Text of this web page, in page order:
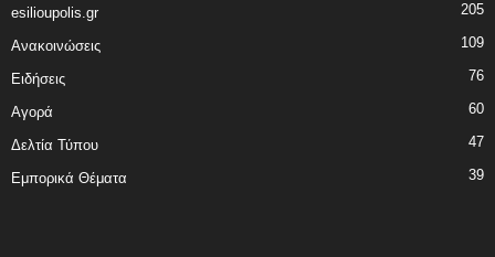
esilioupolis.gr 205
Ανακοινώσεις 109
Ειδήσεις 76
Αγορά 60
Δελτία Τύπου 47
Εμπορικά Θέματα 39